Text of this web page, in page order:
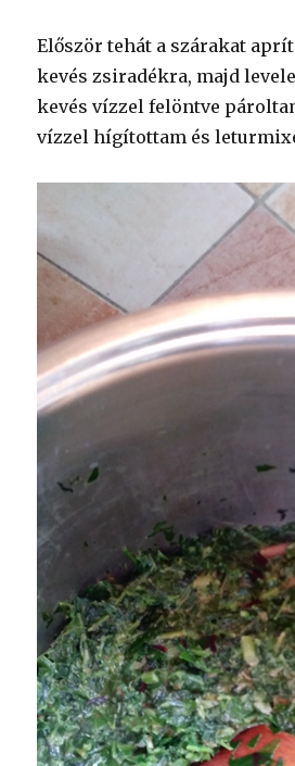
Először tehát a szárakat
kevés zsiradékra, majd
kevés vízzel felöntve
vízzel hígítottam és